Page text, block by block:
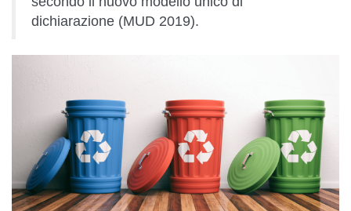
dichiarazione (MUD 2019).